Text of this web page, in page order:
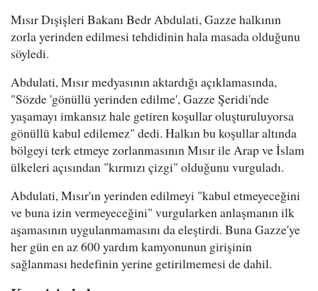
Mısır Dışişleri Bakanı Bedr Abdulati, Gazze halkının
zorla yerinden edilmesi tehdidinin hala masada olduğunu
söyledi.
Abdulati, Mısır medyasının aktardığı açıklamasında,
"Sözde 'gönüllü yerinden edilme', Gazze Şeridi'nde
yaşamayı imkansız hale getiren koşullar oluşturuluyorsa
gönüllü kabul edilemez" dedi. Halkın bu koşullar altında
bölgeyi terk etmeye zorlanmasının Mısır ile Arap ve İslam
ülkeleri açısından "kırmızı çizgi" olduğunu vurguladı.
Abdulati, Mısır'ın yerinden edilmeyi "kabul etmeyeceğini
ve buna izin vermeyeceğini" vurgularken anlaşmanın ilk
aşamasının uygulanmamasını da eleştirdi. Buna Gazze'ye
her gün en az 600 yardım kamyonunun girişinin
sağlanması hedefinin yerine getirilmemesi de dahil.